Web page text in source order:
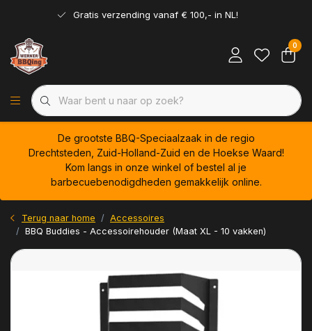
Gratis verzending vanaf € 100,- in NL!
0
De grootste BBQ-Speciaalzaak in de regio
Drechtsteden, Zuid-Holland-Zuid en de Hoekse Waard!
Kom langs in onze winkel of bestel al je
barbecuebenodigdheden gemakkelijk online.
Terug naar home
Accessoires
BBQ Buddies - Accessoirehouder (Maat XL - 10 vakken)